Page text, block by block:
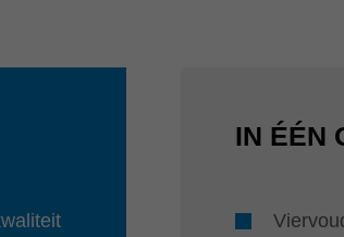
IN ÉÉN